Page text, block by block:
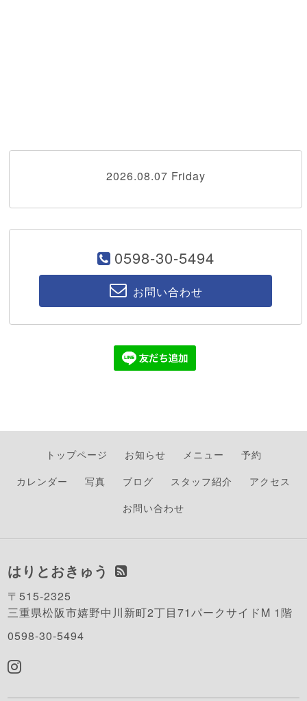
2026.08.07 Friday
0598-30-5494
お問い合わせ
トップページ お知らせ メニュー
予約
カレンダー
写真 ブログ スタッフ紹介
アクセス
お問い合わせ
はりとおきゅう
〒515-2325
三重県松阪市嬉野中川新町2丁目71パークサイドM 1階
0598-30-5494